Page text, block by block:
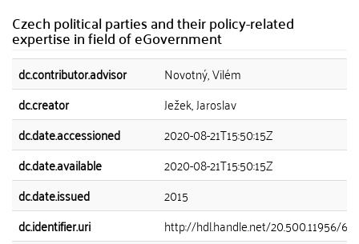
Czech political parties and their policy-related
expertise in field of eGovernment
dc.contributor.advisor
Novotný, Vilém
dc.creator
Ježek, Jaroslav
dc.date.accessioned
2020-08-21T15:50:15Z
dc.date.available
2020-08-21T15:50:15Z
dc.date.issued
2015
dc.identifier.uri
http://hdl.handle.net/20.500.11956/